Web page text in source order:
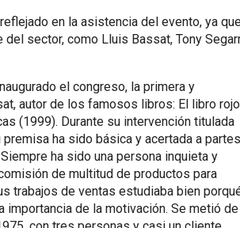
en la asistencia del evento, ya
sector, como Lluis Bassat, Tony
el congreso, la primera y
autor de los famosos libros: El libro rojo
(1999). Durante su intervención titulada
ha sido básica y acertada a partes
ha sido una persona inquieta y
de multitud de productos para
trabajos de ventas estudiaba bien
importancia de la motivación. Se metió de